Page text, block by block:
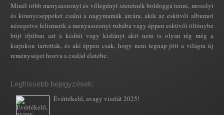
Minél több menyasszonyt és vőlegényt szeretnék boldoggá tenni, mosolyt
és könnycseppeket csalni a nagymamák arcára, akik az esküvői albumot
nézegetve felismerik a menyasszonyi ruhába vagy éppen esküvői öltönybe
bújt ifjúban azt a kisfiút vagy kislányt akit nem is olyan rég még a
karjukon tartottak, és aki éppen csak, hogy nem tegnap jött a világra új
reménységet hozva a család életébe.
Legfrissebb bejegyzések:
Évértékelő, avagy viszlát 2025!